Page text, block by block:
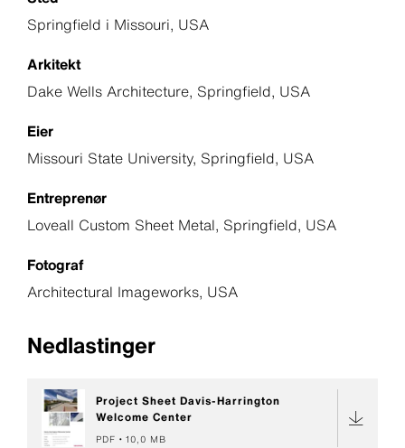
Springfield i Missouri, USA
Arkitekt
Dake Wells Architecture, Springfield, USA
Eier
Missouri State University, Springfield, USA
Entreprenør
Loveall Custom Sheet Metal, Springfield, USA
Fotograf
Architectural Imageworks, USA
Nedlastinger
Project Sheet Davis-Harrington
Welcome Center
PDF 10,0 MB